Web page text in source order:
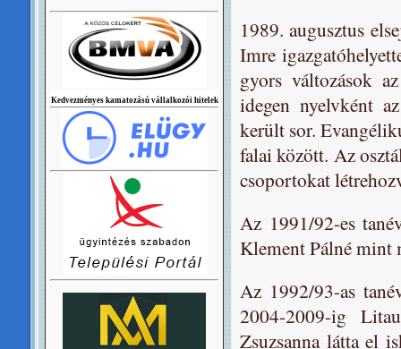
1989. augusztus
Imre
gyors változások
idegen nyelvként
került sor.
falai között. Az
csoportokat
Az 1991/92-es
Klement Pálné mint
Az 1992/93-as
2004-2009-ig
Zsuzsanna látta el
Kedvezményes kamatozású vállalkozói hitelek